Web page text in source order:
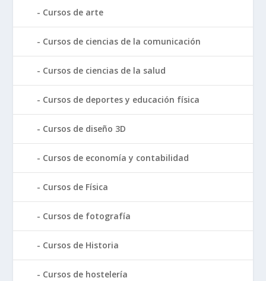
Cursos de arte
Cursos de ciencias de la comunicación
Cursos de ciencias de la salud
Cursos de deportes y educación física
Cursos de diseño 3D
Cursos de economía y contabilidad
Cursos de Física
Cursos de fotografía
Cursos de Historia
Cursos de hostelería